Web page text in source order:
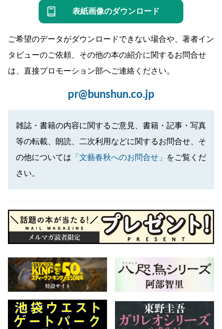
表紙画像のダウンロード
ご希望のデータがダウンロードできない場合や、著者イン
タビューのご依頼、その他の本の紹介に関するお問合せ
は、直接プロモーション部へご連絡ください。
pr@bunshun.co.jp
雑誌・書籍の内容に関するご意見、書籍・記事・写真
等の転載、朗読、二次利用などに関するお問合せ、そ
の他については 「文藝春秋へのお問合せ」
をご覧くだ
さい。